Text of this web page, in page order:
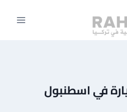
في اسطنبول